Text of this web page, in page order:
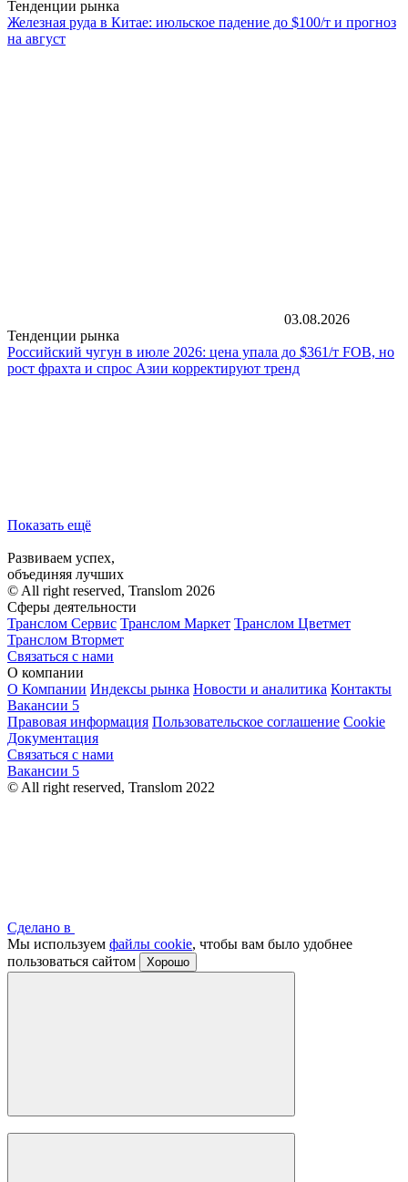
Тенденции рынка
Железная руда в Китае: июльское падение до $100/т и прогноз
на август
03.08.2026
Тенденции рынка
Российский чугун в июле 2026: цена упала до $361/т FOB, но
рост фрахта и спрос Азии корректируют тренд
Показать ещё
Развиваем успех,
объединяя лучших
© All right reserved, Translom 2026
Сферы деятельности
Транслом Сервис Транслом Маркет Транслом Цветмет
Транслом Втормет
Связаться с нами
О компании
О Компании Индексы рынка Новости и аналитика Контакты
Вакансии 5
Правовая информация Пользовательское соглашение Cookie
Документация
Связаться с нами
Вакансии 5
© All right reserved, Translom 2022
Сделано в
Мы используем файлы cookie, чтобы вам было удобнее
пользоваться сайтом
Хорошо